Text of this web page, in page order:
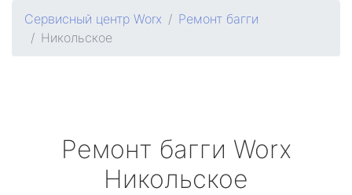
Сервисный центр Worx
Ремонт багги
Никольское
Ремонт багги Worx
Никольское